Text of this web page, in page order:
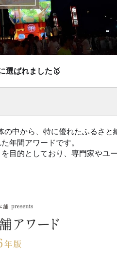
選ばれました🥇
の中から、特に優れたふるさと
年間アワードです。
目的としており、専門家やユ